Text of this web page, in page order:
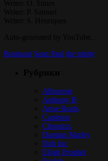
Breakout Sean Paul the trinity
Alborosie
Anthony B
Arise Roots
Capleton
Chronixx
Damian Marley
Dub Inc
Elijah Prophet